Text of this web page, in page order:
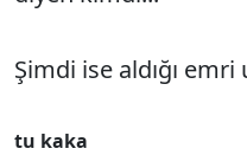
Şimdi ise aldığı
tu kaka